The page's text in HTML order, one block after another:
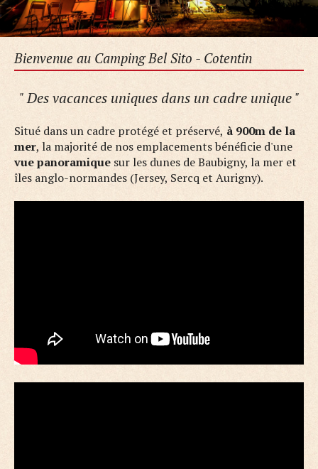
Bienvenue au Camping Bel Sito - Cotentin
" Des vacances uniques dans un cadre unique "
Situé dans un cadre protégé et préservé, à 900m de la
mer, la majorité de nos emplacements bénéficie d'une
vue panoramique sur les dunes de Baubigny, la mer et
îles anglo-normandes (Jersey, Sercq et Aurigny).